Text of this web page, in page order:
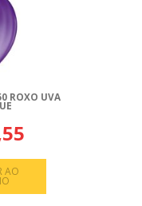
ROXO UVA
AO